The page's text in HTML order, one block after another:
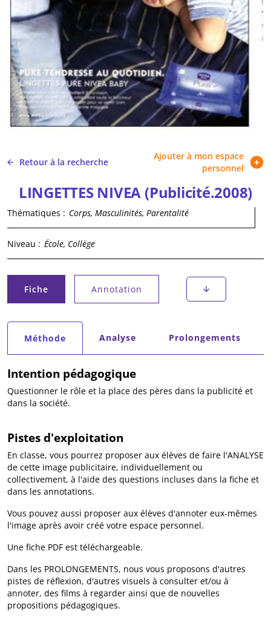
Retour à la recherche
Ajouter à mon espace
personnel
LINGETTES NIVEA (Publicité.2008)
Thématiques : Corps, Masculinités, Parentalité
Niveau : École, Collège
Onglets principaux
Fiche
(onglet actif) Annotation
Onglets secondaires
Méthode
(onglet actif) Analyse Prolongements
Intention pédagogique
Questionner le rôle et la place des pères dans la publicité et
dans la société.
Pistes d'exploitation
En classe, vous pourrez proposer aux élèves de faire l'ANALYSE
de cette image publicitaire, individuellement ou
collectivement, à l'aide des questions incluses dans la fiche et
dans les annotations.
Vous pouvez aussi proposer aux élèves d'annoter eux-mêmes
l'image après avoir créé votre espace personnel.
Une fiche PDF est téléchargeable.
Dans les PROLONGEMENTS, nous vous proposons d'autres
pistes de réflexion, d'autres visuels à consulter et/ou à
annoter, des films à regarder ainsi que de nouvelles
propositions pédagogiques.